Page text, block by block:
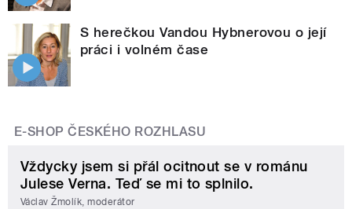
S herečkou Vandou Hybnerovou o její
práci i volném čase
E-SHOP ČESKÉHO ROZHLASU
Vždycky jsem si přál ocitnout se v románu
Julese Verna. Teď se mi to splnilo.
Václav Žmolík, moderátor